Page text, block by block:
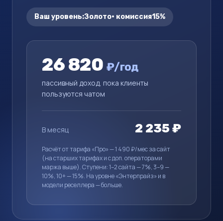
Ваш уровень:Золото· комиссия15%
26 820 ₽/год
пассивный доход, пока клиенты
пользуются чатом
В месяц 2 235 ₽
Расчёт от тарифа «Про» — 1 490 ₽/мес за сайт
(на старших тарифах и с доп. операторами
маржа выше). Ступени: 1–2 сайта — 7%, 3–9 —
10%, 10+ — 15%. На уровне «Энтерпрайз» и в
модели реселлера — больше.